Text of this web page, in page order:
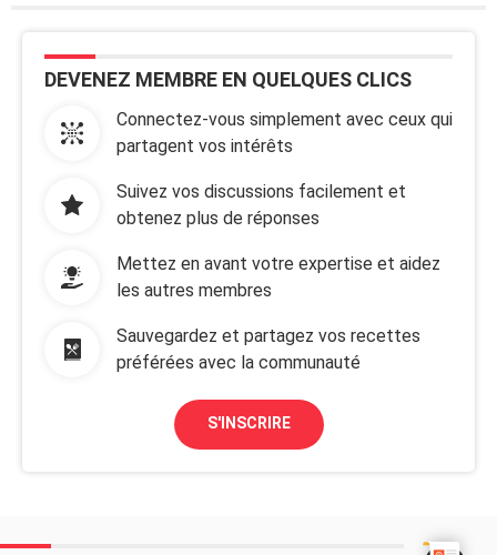
DEVENEZ MEMBRE EN QUELQUES CLICS
Connectez-vous simplement avec ceux qui
partagent vos intérêts
Suivez vos discussions facilement et
obtenez plus de réponses
Mettez en avant votre expertise et aidez
les autres membres
Sauvegardez et partagez vos recettes
préférées avec la communauté
S'INSCRIRE